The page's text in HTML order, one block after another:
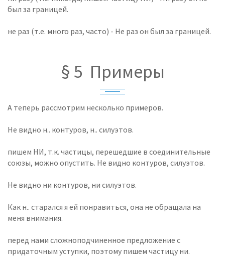
был за границей.
не раз (т.е. много раз, часто) - Не раз он был за границей.
§ 5 Примеры
А теперь рассмотрим несколько примеров.
Не видно н.. контуров, н.. силуэтов.
пишем НИ, т.к. частицы, перешедшие в соединительные
союзы, можно опустить. Не видно контуров, силуэтов.
Не видно ни контуров, ни силуэтов.
Как н.. старался я ей понравиться, она не обращала на
меня внимания.
перед нами сложноподчиненное предложение с
придаточным уступки, поэтому пишем частицу ни.